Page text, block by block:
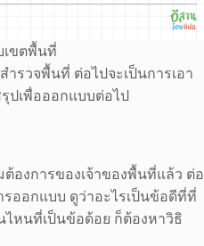
เขตพื้นที่
รวจพื้นที่ ต่อไปจะเป็นการเอา
ปเพื่อออกแบบต่อไป
องการของเจ้าของพื้นที่แล้ว ต่อ
ออกแบบ ดูว่าอะไรเป็นข้อดีที่ที่
ไหนที่เป็นข้อด้อย ก็ต้องหาวิธิ